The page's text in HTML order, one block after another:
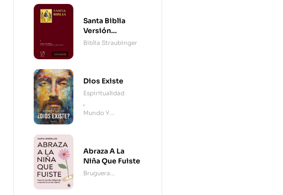
Santa Biblia
Versión
Straubinger - 2
Biblia Straubinger
Dios Existe
Espiritualidad
,
Mundo Y
Abraza A La
Niña Que Fuiste
Bruguera